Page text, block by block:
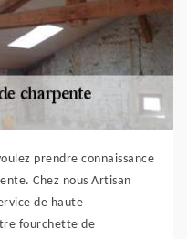
prendre connaissance
Chez nous Artisan
de haute
fourchette de